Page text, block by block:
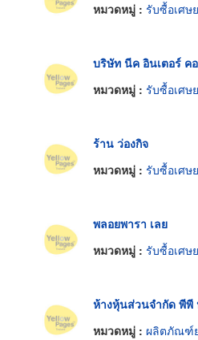
หมวดหมู่ : รับซื้อเศษ
บริษัท นีค อินเตอร์ ค
หมวดหมู่ : รับซื้อเศษ
ร้าน ว่องกิจ
หมวดหมู่ : รับซื้อเศษ
พลอยพารา เลย
หมวดหมู่ : รับซื้อเศษ
ห้างหุ้นส่วนจำกัด พีพี
หมวดหมู่ : ผลิตภัณฑ์